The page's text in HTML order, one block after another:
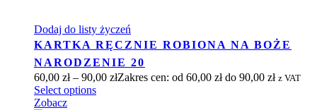
Dodaj do listy życzeń
KARTKA RĘCZNIE ROBIONA NA BOŻE
NARODZENIE 20
60,00 zł – 90,00 złZakres cen: od 60,00 zł do 90,00 zł z VAT
Select options
Zobacz